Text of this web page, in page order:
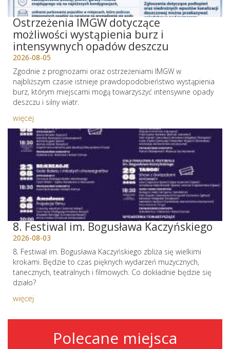
Ostrzeżenia IMGW dotyczące
możliwości wystąpienia burz i
intensywnych opadów deszczu
2026-08-05
Zgodnie z prognozami oraz ostrzeżeniami IMGW w
najbliższym czasie istnieje prawdopodobieństwo wystąpienia
burz, którym miejscami mogą towarzyszyć intensywne opady
deszczu i silny wiatr.
więcej
8. Festiwal im. Bogusława Kaczyńskiego
2026-08-03
8. Festiwal im. Bogusława Kaczyńskiego zbliża się wielkimi
krokami. Będzie to czas pięknych wydarzeń muzycznych,
tanecznych, teatralnych i filmowych. Co dokładnie będzie się
działo?
więcej
Polecane miejsca